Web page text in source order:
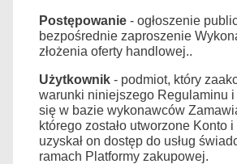
Postępowanie - ogłoszenie
bezpośrednie zaproszenie
złożenia oferty handlowej..
Użytkownik - podmiot, który
warunki niniejszego Regulaminu i
się w bazie wykonawców
którego zostało utworzone Konto
uzyskał on dostęp do usług
ramach Platformy zakupowej.